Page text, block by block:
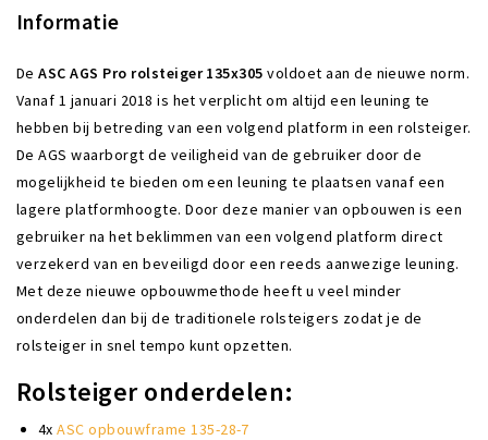
Informatie
DeASC AGS Pro rolsteiger 135x305 voldoet aan de nieuwe norm.
Vanaf 1 januari 2018 is het verplicht om altijd een leuning te
hebben bij betreding van een volgend platform in een rolsteiger.
De AGS waarborgt de veiligheid van de gebruiker door de
mogelijkheid te bieden om een leuning te plaatsen vanaf een
lagere platformhoogte. Door deze manier van opbouwen is een
gebruiker na het beklimmen van een volgend platform direct
verzekerd van en beveiligd door een reeds aanwezige leuning.
Met deze nieuwe opbouwmethode heeft u veel minder
onderdelen dan bij de traditionele rolsteigers zodat je de
rolsteiger in snel tempo kunt opzetten.
Rolsteiger onderdelen:
4xASC opbouwframe 135-28-7